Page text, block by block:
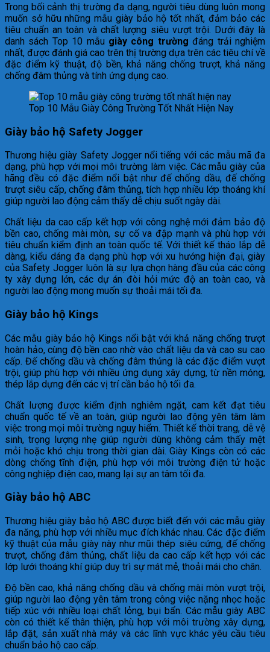
Trong bối cảnh thị trường đa dạng, người tiêu dùng luôn mong
muốn sở hữu những mẫu giày bảo hộ tốt nhất, đảm bảo các
tiêu chuẩn an toàn và chất lượng siêu vượt trội. Dưới đây là
danh sách Top 10 mẫu giày công trường đáng trải nghiệm
nhất, được đánh giá cao trên thị trường dựa trên các tiêu chí về
đặc điểm kỹ thuật, độ bền, khả năng chống trượt, khả năng
chống đâm thủng và tính ứng dụng cao.
Top 10 Mẫu Giày Công Trường Tốt Nhất Hiện Nay
Giày bảo hộ Safety Jogger
Thương hiệu giày Safety Jogger nổi tiếng với các mẫu mã đa
dạng, phù hợp với mọi môi trường làm việc. Các mẫu giày của
hãng đều có đặc điểm nổi bật như đế chống dầu, đế chống
trượt siêu cấp, chống đâm thủng, tích hợp nhiều lớp thoáng khí
giúp người lao động cảm thấy dễ chịu suốt ngày dài.
Chất liệu da cao cấp kết hợp với công nghệ mới đảm bảo độ
bền cao, chống mài mòn, sự cố va đập mạnh và phù hợp với
tiêu chuẩn kiểm định an toàn quốc tế. Với thiết kế tháo lắp dễ
dàng, kiểu dáng đa dạng phù hợp với xu hướng hiện đại, giày
của Safety Jogger luôn là sự lựa chọn hàng đầu của các công
ty xây dựng lớn, các dự án đòi hỏi mức độ an toàn cao, và
người lao động mong muốn sự thoải mái tối đa.
Giày bảo hộ Kings
Các mẫu giày bảo hộ Kings nổi bật với khả năng chống trượt
hoàn hảo, cùng độ bền cao nhờ vào chất liệu da và cao su cao
cấp. Đế chống dầu và chống đâm thủng là các đặc điểm vượt
trội, giúp phù hợp với nhiều ứng dụng xây dựng, từ nền móng,
thép lắp dựng đến các vị trí cần bảo hộ tối đa.
Chất lượng được kiểm định nghiêm ngặt, cam kết đạt tiêu
chuẩn quốc tế về an toàn, giúp người lao động yên tâm làm
việc trong mọi môi trường nguy hiểm. Thiết kế thời trang, dễ vệ
sinh, trọng lượng nhẹ giúp người dùng không cảm thấy mệt
mỏi hoặc khó chịu trong thời gian dài. Giày Kings còn có các
dòng chống tĩnh điện, phù hợp với môi trường điện tử hoặc
công nghiệp điện cao, mang lại sự an tâm tối đa.
Giày bảo hộ ABC
Thương hiệu giày bảo hộ ABC được biết đến với các mẫu giày
đa năng, phù hợp với nhiều mục đích khác nhau. Các đặc điểm
kỹ thuật của mẫu giày này như mũi thép siêu cứng, đế chống
trượt, chống đâm thủng, chất liệu da cao cấp kết hợp với các
lớp lưới thoáng khí giúp duy trì sự mát mẻ, thoải mái cho chân.
Độ bền cao, khả năng chống dầu và chống mài mòn vượt trội,
giúp người lao động yên tâm trong công việc nặng nhọc hoặc
tiếp xúc với nhiều loại chất lỏng, bụi bẩn. Các mẫu giày ABC
còn có thiết kế thân thiện, phù hợp với môi trường xây dựng,
lắp đặt, sản xuất nhà máy và các lĩnh vực khác yêu cầu tiêu
chuẩn bảo hộ cao cấp.